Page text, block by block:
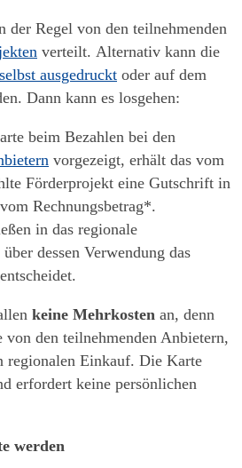
Regel von den teilnehmenden
verteilt. Alternativ kann die
selbst ausgedruckt oder auf dem
Dann kann es losgehen:
beim Bezahlen bei den
vorgezeigt, erhält das vom
Förderprojekt eine Gutschrift in
vom Rechnungsbetrag*.
in das regionale
dessen Verwendung das
entscheidet.
keine Mehrkosten an, denn
von den teilnehmenden Anbietern,
regionalen Einkauf. Die Karte
erfordert keine persönlichen
werden